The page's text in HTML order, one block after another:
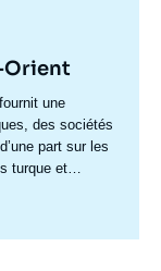
Orient
une
des sociétés
part sur les
turque et
Maghreb